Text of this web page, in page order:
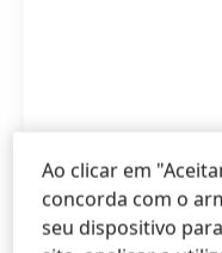
Ao clicar em
concorda com o
seu dispositivo